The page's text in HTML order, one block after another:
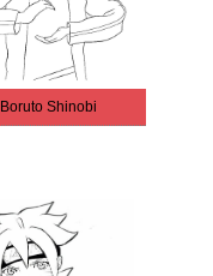
Boruto Shinobi